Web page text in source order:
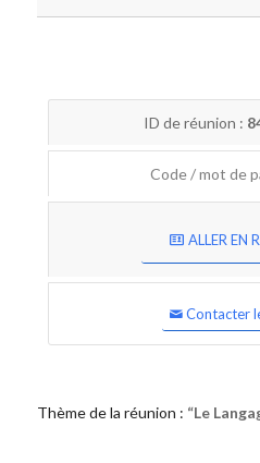
ID de réunion :
Code / mot de
ALLER EN
Contacter
Thème de la réunion : “Le